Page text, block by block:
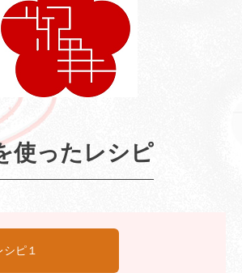
使ったレシピ
シピ１